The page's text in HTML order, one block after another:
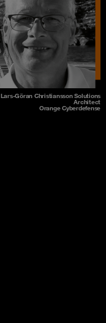
Lars-Göran Christiansson Solutions
Architect
Orange Cyberdefense